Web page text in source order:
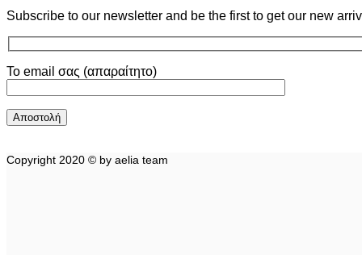
Subscribe to our newsletter and be the first to get our new
Το email σας (απαραίτητο)
Copyright 2020 © by aelia team